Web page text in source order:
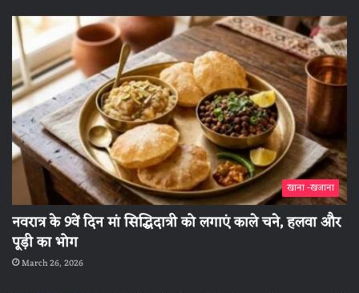
खाना -खजाना
नवरात्र के 9वें दिन मां सिद्धिदात्री को लगाएं काले चने, हलवा और
पूड़ी का भोग
March 26, 2026